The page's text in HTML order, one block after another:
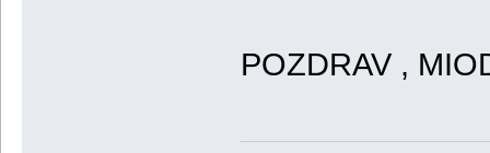
POZDRAV ,